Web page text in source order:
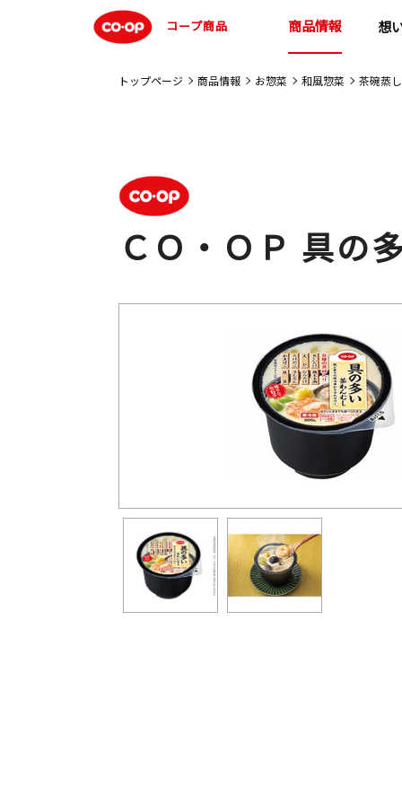
コープ商品 商品情報 想
トップページ 商品情報 お惣菜 和風惣菜 茶碗蒸し
ＣＯ・ＯＰ 具の